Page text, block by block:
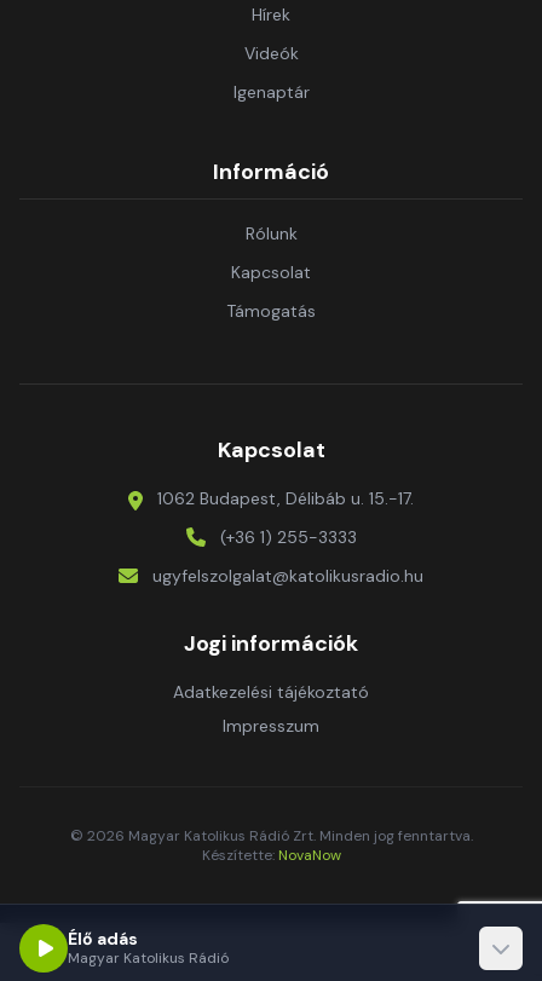
Hírek
Videók
Igenaptár
Információ
Rólunk
Kapcsolat
Támogatás
Kapcsolat
1062 Budapest, Délibáb u. 15.-17.
(+36 1) 255-3333
ugyfelszolgalat@katolikusradio.hu
Jogi információk
Adatkezelési tájékoztató
Impresszum
© 2026 Magyar Katolikus Rádió Zrt. Minden jog fenntartva.
Készítette: NovaNow
Élő adás
Magyar Katolikus Rádió